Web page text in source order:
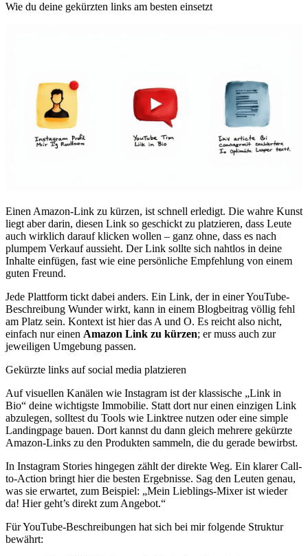
Wie du deine gekürzten links am besten einsetzt
Einen Amazon-Link zu kürzen, ist schnell erledigt. Die wahre Kunst
liegt aber darin, diesen Link so geschickt zu platzieren, dass Leute
auch wirklich darauf klicken wollen – ganz ohne, dass es nach
plumpem Verkauf aussieht. Der Link sollte sich nahtlos in deine
Inhalte einfügen, fast wie eine persönliche Empfehlung von einem
guten Freund.
Jede Plattform tickt dabei anders. Ein Link, der in einer YouTube-
Beschreibung Wunder wirkt, kann in einem Blogbeitrag völlig fehl
am Platz sein. Kontext ist hier das A und O. Es reicht also nicht,
einfach nur einen Amazon Link zu kürzen; er muss auch zur
jeweiligen Umgebung passen.
Gekürzte links auf social media platzieren
Auf visuellen Kanälen wie Instagram ist der klassische „Link in
Bio“ deine wichtigste Immobilie. Statt dort nur einen einzigen Link
abzulegen, solltest du Tools wie Linktree nutzen oder eine simple
Landingpage bauen. Dort kannst du dann gleich mehrere gekürzte
Amazon-Links zu den Produkten sammeln, die du gerade bewirbst.
In Instagram Stories hingegen zählt der direkte Weg. Ein klarer Call-
to-Action bringt hier die besten Ergebnisse. Sag den Leuten genau,
was sie erwartet, zum Beispiel: „Mein Lieblings-Mixer ist wieder
da! Hier geht’s direkt zum Angebot.“
Für YouTube-Beschreibungen hat sich bei mir folgende Struktur
bewährt: